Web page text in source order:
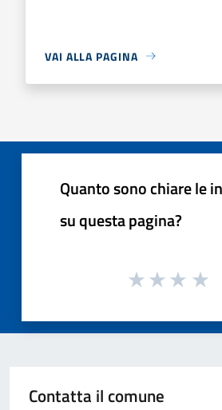
VAI ALLA PAGINA
Quanto sono chiare le
su questa pagina?
Contatta il comune